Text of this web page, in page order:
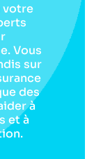
votre
Vous
sur
des
à
et à